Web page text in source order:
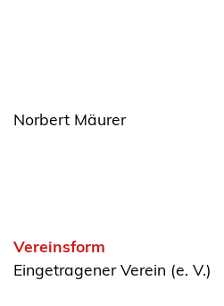
Norbert Mäurer
Vereinsform
Eingetragener Verein (e. V.)